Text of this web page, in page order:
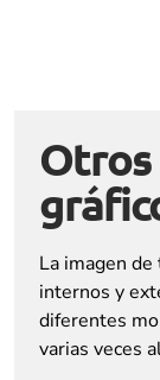
La imagen
internos y
diferentes
varias veces